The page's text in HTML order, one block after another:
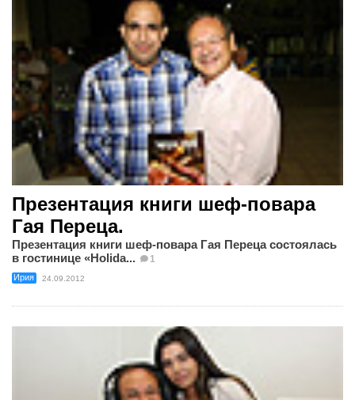
Презентация книги шеф-повара
Гая Переца.
Презентация книги шеф-повара Гая Переца состоялась
в гостинице «Holida...
1
Ирия 24.09.2012